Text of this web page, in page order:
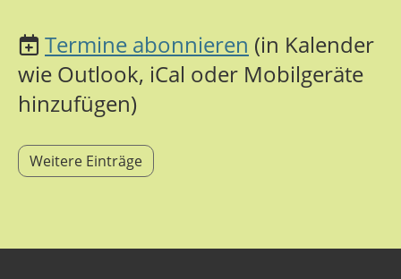
Termine abonnieren (in Kalender
wie Outlook, iCal oder Mobilgeräte
hinzufügen)
Weitere Einträge